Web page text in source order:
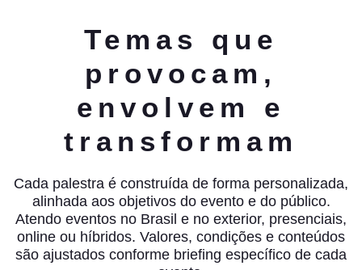
Temas que
provocam,
envolvem e
transformam
Cada palestra é construída de forma personalizada,
alinhada aos objetivos do evento e do público.
Atendo eventos no Brasil e no exterior, presenciais,
online ou híbridos. Valores, condições e conteúdos
são ajustados conforme briefing específico de cada